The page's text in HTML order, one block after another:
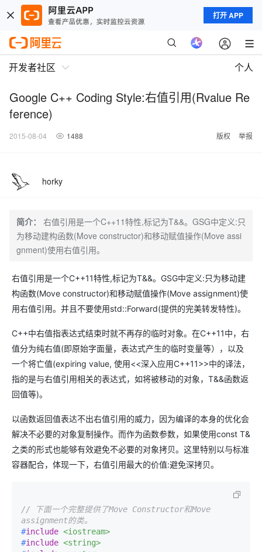
打开 APP
开发者社区 个人
Google C++ Coding Style:右值引用(Rvalue Re
ference)
2015-08-04 1488 版权 举报
horky
简介：
右值引用是一个C++11特性,标记为T&&。GSG中定义:只
为移动建构函数(Move constructor)和移动赋值操作(Move assi
gnment)使用右值引用。
右值引用是一个C++11特性,标记为T&&。GSG中定义:只为移动建
构函数(Move constructor)和移动赋值操作(Move assignment)使
用右值引用。并且不要使用std::Forward(提供的完美转发特性)。
C++中右值指表达式结束时就不再存的临时对象。在C++11中，右
值分为纯右值(即原始字面量，表达式产生的临时变量等），以及
一个将亡值(expiring value, 使用<<深入应用C++11>>中的译法，
指的是与右值引用相关的表达式，如将被移动的对象，T&&函数返
回值等)。
以函数返回值表达不出右值引用的威力，因为编译的本身的优化会
解决不必要的对象复制操作。而作为函数参数，如果使用const T&
之类的形式也能够有效避免不必要的对象拷贝。这里特别以与标准
容器配合，体现一下，右值引用最大的价值:避免深拷贝。
// 下面一个完整提供了Move Constructor和Move
assignment的类。
#include <iostream>
#include <string>